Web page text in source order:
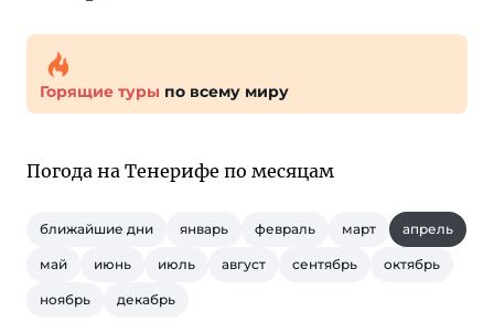
Горящие туры по всему миру
Погода на Тенерифе по месяцам
ближайшие дни январь февраль март апрель
май июнь июль август сентябрь октябрь
ноябрь декабрь